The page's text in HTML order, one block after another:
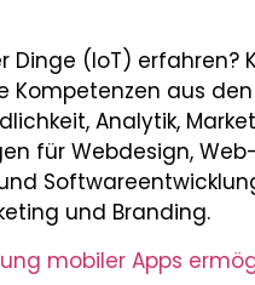
(IoT) erfahren?
aus
Analytik,
für Webdesign,
und Branding.
mobiler Apps